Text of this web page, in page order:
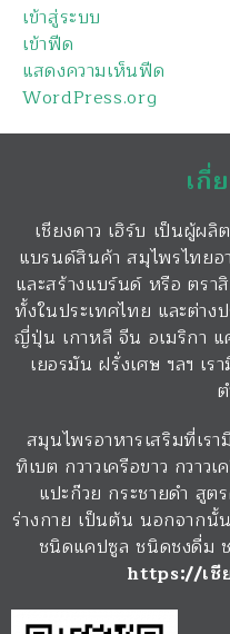
เข้าสู่ระบบ
เข้าฟีด
แสดงความเห็นฟีด
WordPress.org
เกี่
เชียงดาว เฮิร์บ เป็นผู้ผ
แบรนด์สินค้า สมุไพรไทยอ
และสร้างแบร์นด์ หรือ ตร
ทั้งในประเทศไทย และต่า
ญี่ปุ่น เกาหลี จีน อเมริกา แ
เยอรมัน ฝรั่งเศษ ฯลฯ เ
สมุนไพรอาหารเสริมที่เร
ทิเบต กวาวเครือขาว กวา
แปะก๊วย กระชายดำ สู
ร่างกาย เป็นต้น นอกจากนั้
ชนิดแคปซูล ชนิดชงดื่ม
https://เชี